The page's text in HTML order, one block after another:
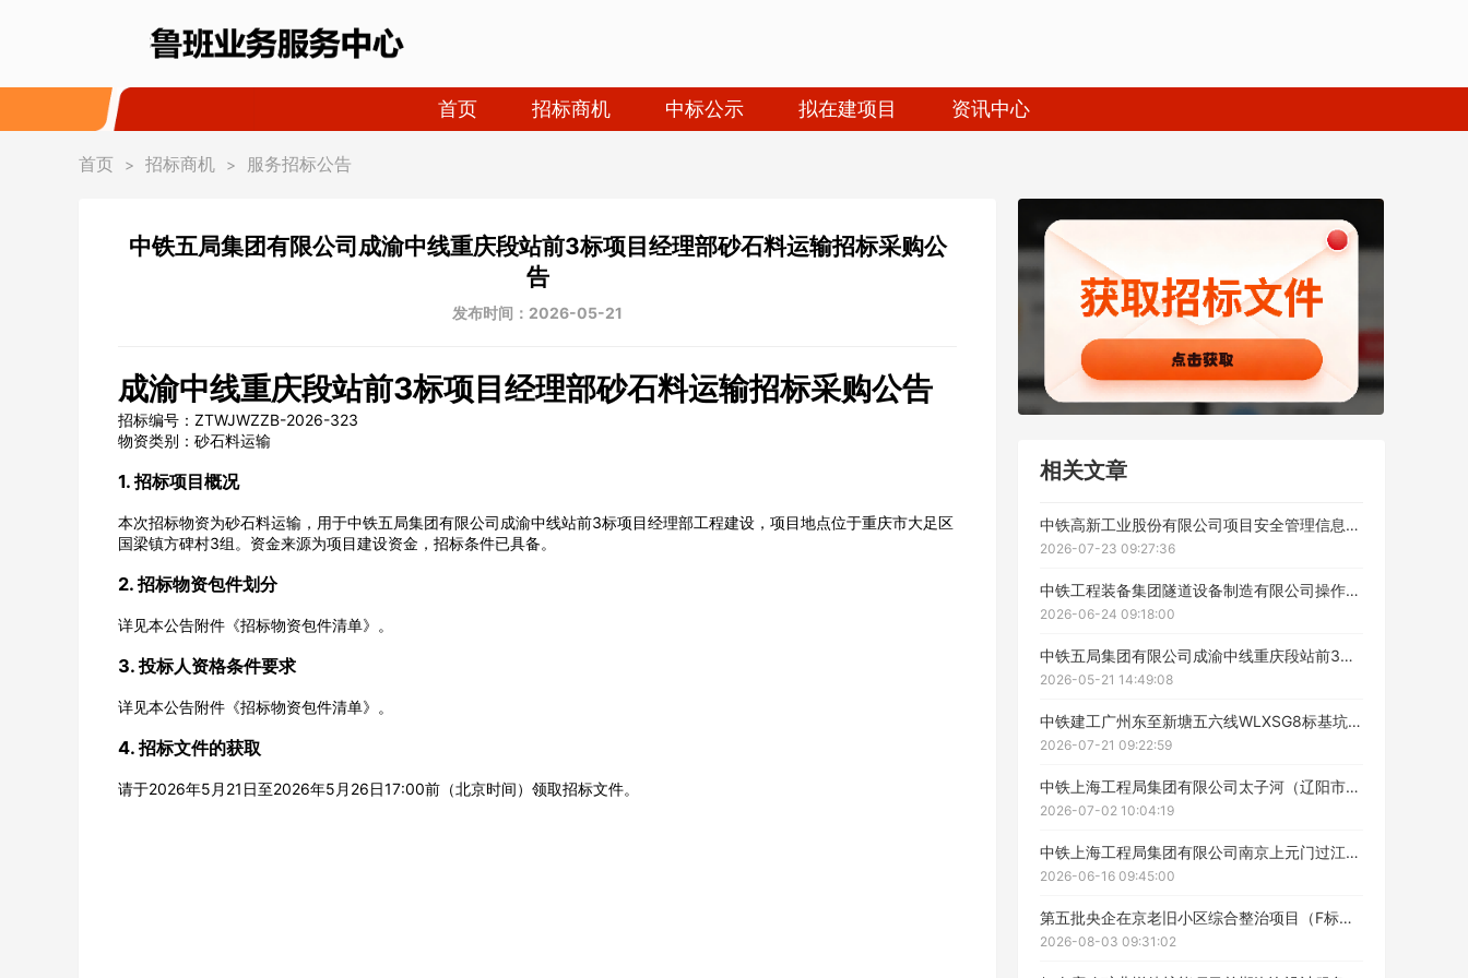
首页 招标商机 中标公示 拟在建项目 资讯中心
首页 > 招标商机 > 服务招标公告
中铁五局集团有限公司成渝中线重庆段站前3标项目经理部砂石料运输招标采购公
告
发布时间：2026-05-21
成渝中线重庆段站前3标项目经理部砂石料运输招标采购公告
招标编号：ZTWJWZZB-2026-323
物资类别：砂石料运输
1. 招标项目概况
本次招标物资为砂石料运输，用于中铁五局集团有限公司成渝中线站前3标项目经理部工程建设，项目地点位于重庆市大足区
国梁镇方碑村3组。资金来源为项目建设资金，招标条件已具备。
2. 招标物资包件划分
详见本公告附件《招标物资包件清单》。
3. 投标人资格条件要求
详见本公告附件《招标物资包件清单》。
4. 招标文件的获取
请于2026年5月21日至2026年5月26日17:00前（北京时间）领取招标文件。
相关文章
中铁高新工业股份有限公司项目安全管理信息化系统服务项目采购招标公告
2026-07-23 09:27:36
中铁工程装备集团隧道设备制造有限公司操作手（专用设备）、维保工、辅助工等外协服务公开招标公告
2026-06-24 09:18:00
中铁五局集团有限公司成渝中线重庆段站前3标项目经理部砂石料运输招标采购公告
2026-05-21 14:49:08
中铁建工广州东至新塘五六线WLXSG8标基坑及营业线安全监测工程招标公告
2026-07-21 09:22:59
中铁上海工程局集团有限公司太子河（辽阳市段）防洪提升工程材料与质量委托检测服务公开招标采购招标公告
2026-07-02 10:04:19
中铁上海工程局集团有限公司南京上元门过江通道房建6标项目经理部试验检测技术服务招标采购招标公告
2026-06-16 09:45:00
第五批央企在京老旧小区综合整治项目（F标包四十九）全过程工程咨询招标公告
2026-08-03 09:31:02
ဆ
公司名称
填写联系电话后会有服务中心的工作人员给您致电！